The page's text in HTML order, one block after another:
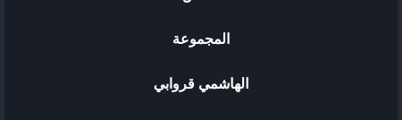
المجموعة
الهاشمي قروابي